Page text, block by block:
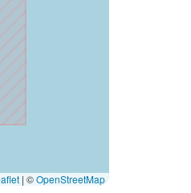
| ©OpenStreetMap